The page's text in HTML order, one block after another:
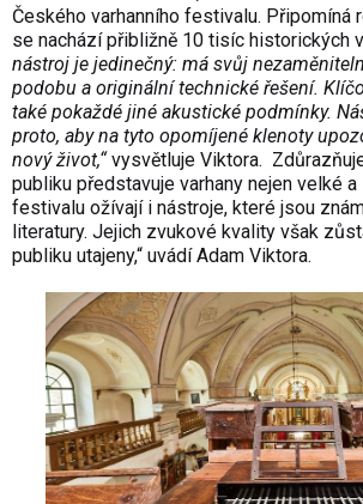
Českého varhanního festivalu. Připomíná
se nachází přibližně 10 tisíc historických
nástroj je jedinečný: má svůj
podobu a originální technické řešení.
také pokaždé jiné akustické podmínky.
proto, aby na tyto opomíjené klenoty
nový život,“vysvětluje Viktora.
publiku představuje varhany nejen velké a
festivalu ožívají i nástroje, které jsou
literatury. Jejich zvukové kvality však
publiku utajeny,“ uvádí Adam Viktora.